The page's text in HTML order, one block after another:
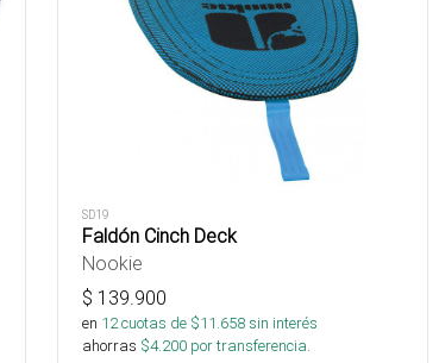
SD19
Faldón Cinch Deck
Nookie
$ 139.900
en 12cuotas de $11.658sin interés
ahorras $4.200 por transferencia.